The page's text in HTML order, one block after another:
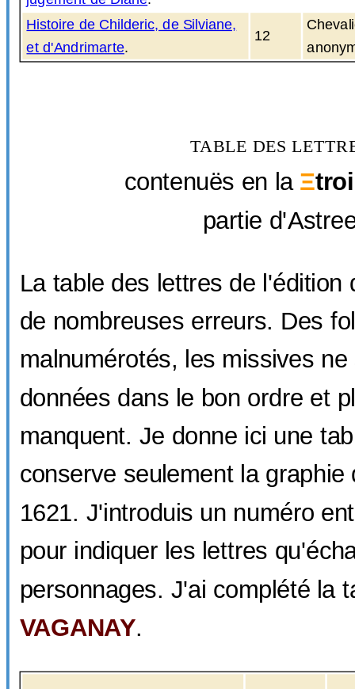
Histoire de Childeric, de Silviane,
et d'Andrimarte.
12
TABLE DES
contenuës en la Ξ
partie
La table des lettres de l'édition
de nombreuses erreurs. Des
malnumérotés, les missives
données dans le bon ordre et
manquent. Je donne ici une
conserve seulement la graphie
1621. J'introduis un numéro
pour indiquer les lettres
personnages. J'ai complété la
VAGANAY.